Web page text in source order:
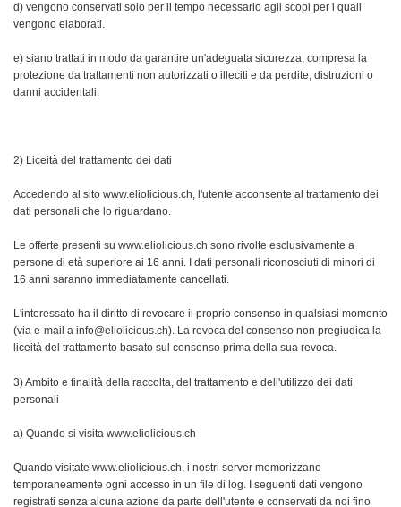
d) vengono conservati solo per il tempo necessario agli scopi per i quali
vengono elaborati.
e) siano trattati in modo da garantire un'adeguata sicurezza, compresa la
protezione da trattamenti non autorizzati o illeciti e da perdite, distruzioni o
danni accidentali.
2) Liceità del trattamento dei dati
Accedendo al sito www.eliolicious.ch, l'utente acconsente al trattamento dei
dati personali che lo riguardano.
Le offerte presenti su www.eliolicious.ch sono rivolte esclusivamente a
persone di età superiore ai 16 anni. I dati personali riconosciuti di minori di
16 anni saranno immediatamente cancellati.
L'interessato ha il diritto di revocare il proprio consenso in qualsiasi momento
(via e-mail a info@eliolicious.ch). La revoca del consenso non pregiudica la
liceità del trattamento basato sul consenso prima della sua revoca.
3) Ambito e finalità della raccolta, del trattamento e dell'utilizzo dei dati
personali
a) Quando si visita www.eliolicious.ch
Quando visitate www.eliolicious.ch, i nostri server memorizzano
temporaneamente ogni accesso in un file di log. I seguenti dati vengono
registrati senza alcuna azione da parte dell'utente e conservati da noi fino